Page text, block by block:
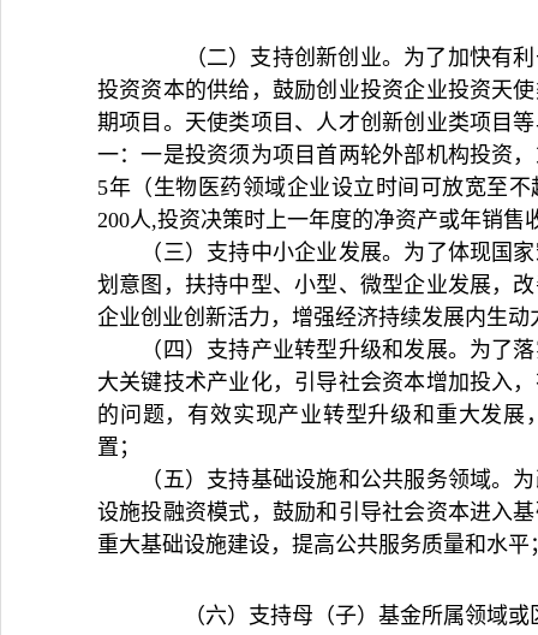
（二）支持创新创业。为了加快有利
投资资本的供给，鼓励创业投资企业投资天
期项目。天使类项目、人才创新创业类项目
一：一是投资须为项目首两轮外部机构投资
5年（生物医药领域企业设立时间可放宽至
200人,投资决策时上一年度的净资产或年销售
（三）支持中小企业发展。为了体现国家
划意图，扶持中型、小型、微型企业发展，
企业创业创新活力，增强经济持续发展内生动
（四）支持产业转型升级和发展。为了落
大关键技术产业化，引导社会资本增加投入
的问题，有效实现产业转型升级和重大发
置；
（五）支持基础设施和公共服务领域。为
设施投融资模式，鼓励和引导社会资本进入
重大基础设施建设，提高公共服务质量和水平
（六）支持母（子）基金所属领域或